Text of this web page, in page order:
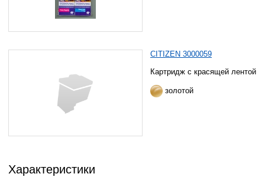
CITIZEN 3000059
Картридж с красящей лентой
золотой
Характеристики